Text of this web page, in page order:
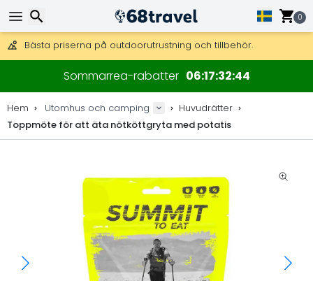
0
DHL Express över natten är också tillgängligt.
30 dagar för retur, 90 dagar för träkartor och dekorationer.
Bästa priserna på outdoorutrustning och tillbehör.
Sommarrea-rabatter 06173244
Hem Utomhus och camping
Huvudrätter
Toppmöte för att äta nötköttgryta med potatis